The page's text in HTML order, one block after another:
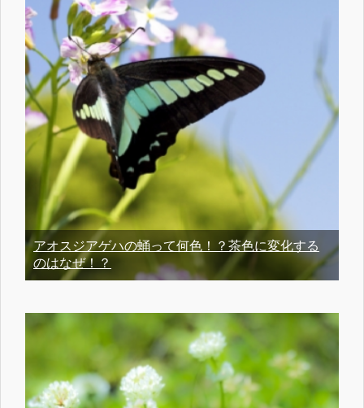
アオスジアゲハの蛹って何色！？茶色に変化する
のはなぜ！？